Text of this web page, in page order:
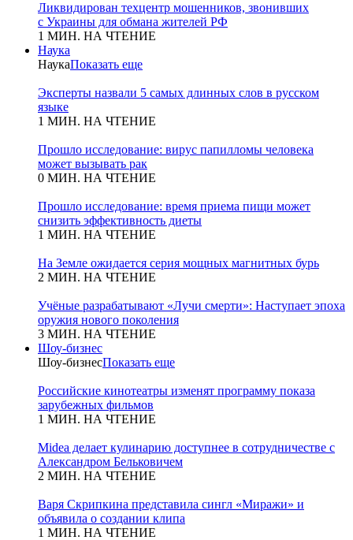
Ликвидирован техцентр мошенников, звонивших
с Украины для обмана жителей РФ
1 МИН. НА ЧТЕНИЕ
Наука
НаукаПоказать еще
Эксперты назвали 5 самых длинных слов в русском
языке
1 МИН. НА ЧТЕНИЕ
Прошло исследование: вирус папилломы человека
может вызывать рак
0 МИН. НА ЧТЕНИЕ
Прошло исследование: время приема пищи может
снизить эффективность диеты
1 МИН. НА ЧТЕНИЕ
На Земле ожидается серия мощных магнитных бурь
2 МИН. НА ЧТЕНИЕ
Учёные разрабатывают «Лучи смерти»: Наступает эпоха
оружия нового поколения
3 МИН. НА ЧТЕНИЕ
Шоу-бизнес
Шоу-бизнесПоказать еще
Российские кинотеатры изменят программу показа
зарубежных фильмов
1 МИН. НА ЧТЕНИЕ
Midea делает кулинарию доступнее в сотрудничестве с
Александром Бельковичем
2 МИН. НА ЧТЕНИЕ
Варя Скрипкина представила сингл «Миражи» и
объявила о создании клипа
1 МИН. НА ЧТЕНИЕ